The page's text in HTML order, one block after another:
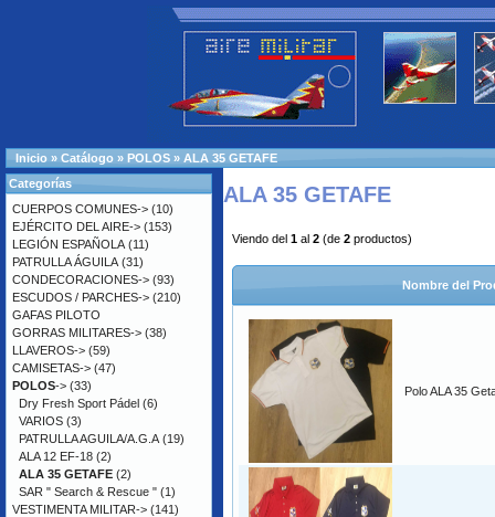
Inicio » Catálogo » POLOS » ALA 35 GETAFE
ALA 35 GETAFE
Viendo del 1 al 2 (de 2 productos)
Nombre del
Polo ALA 35
Categorías
CUERPOS COMUNES-> (10)
EJÉRCITO DEL AIRE-> (153)
LEGIÓN ESPAÑOLA (11)
PATRULLA ÁGUILA (31)
CONDECORACIONES-> (93)
ESCUDOS / PARCHES-> (210)
GAFAS PILOTO
GORRAS MILITARES-> (38)
LLAVEROS-> (59)
CAMISETAS-> (47)
POLOS-> (33)
Dry Fresh Sport Pádel (6)
VARIOS (3)
PATRULLA AGUILA/A.G.A (19)
ALA 12 EF-18 (2)
ALA 35 GETAFE (2)
SAR " Search & Rescue " (1)
VESTIMENTA MILITAR-> (141)